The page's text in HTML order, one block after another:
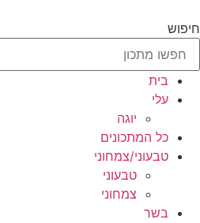
לתוכן
חיפוש
בית
עלי
יוגה
כל המתכונים
טבעוני/צמחוני
טבעוני
צמחוני
בשר